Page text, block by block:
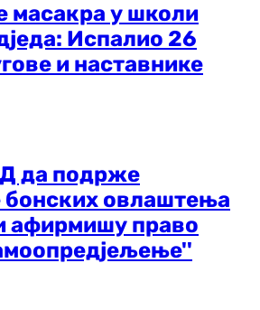
масакра у школи
Испалио 26
и наставнике
да подрже
овлаштења
афирмишу право